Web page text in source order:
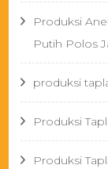
Produksi
Putih Polos
produksi
Produksi
Produksi